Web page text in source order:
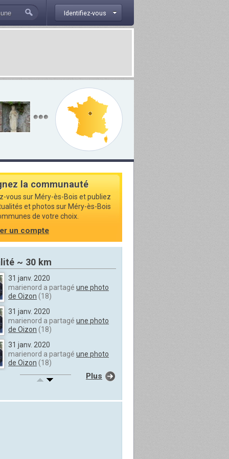
Identifiez-vous
la communauté
vous sur Méry-ès-Bois et publiez
et photos sur Méry-ès-Bois
de votre choix.
un compte
~ 30 km
31 janv. 2020
marienord a partagé une photo
de Oizon (18)
31 janv. 2020
marienord a partagé une photo
de Oizon (18)
31 janv. 2020
marienord a partagé une photo
de Oizon (18)
31 janv. 2020
Plus